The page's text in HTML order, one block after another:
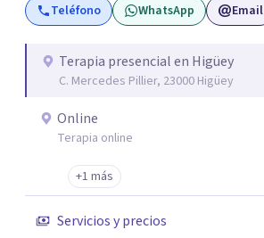
Teléfono WhatsApp Email
Terapia presencial en Higüey
C. Mercedes Pillier, 23000 Higüey
Online
Terapia online
+1 más
Servicios y precios